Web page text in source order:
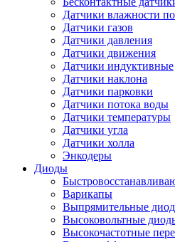
Датчики влажности
Датчики газов
Датчики давления
Датчики движения
Датчики индуктивные
Датчики наклона
Датчики парковки
Датчики потока воды
Датчики температуры
Датчики угла
Датчики холла
Энкодеры
Диоды
Варикапы
Выпрямительные
Высоковольтные
Высокочастотные